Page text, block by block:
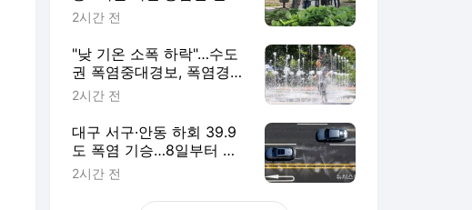
점검
2시간 전
"낮 기온 소폭 하락"…수도
권 폭염중대경보, 폭염경보
로 하향
2시간 전
대구 서구·안동 하회 39.9
도 폭염 기승…8일부터 강
풍(종합)
2시간 전